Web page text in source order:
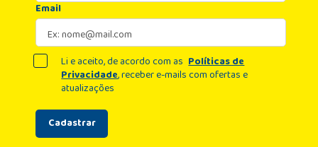
Email
Cadastrar
Li e aceito, de acordo com as Políticas de
Privacidade, receber e-mails com ofertas e
atualizações